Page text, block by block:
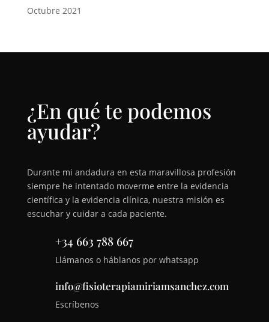
Octubre 2021
¿En qué te podemos
ayudar?
Durante mi andadura en esta maravillosa profesión
siempre he intentado moverme entre la evidencia
científica y la evidencia clínica, nuestra misión es
escuchar y cuidar a cada paciente.
+34 663 788 667
Llámanos o háblanos por whatsapp
info@fisioterapiamiriamsanchez.com
Escríbenos